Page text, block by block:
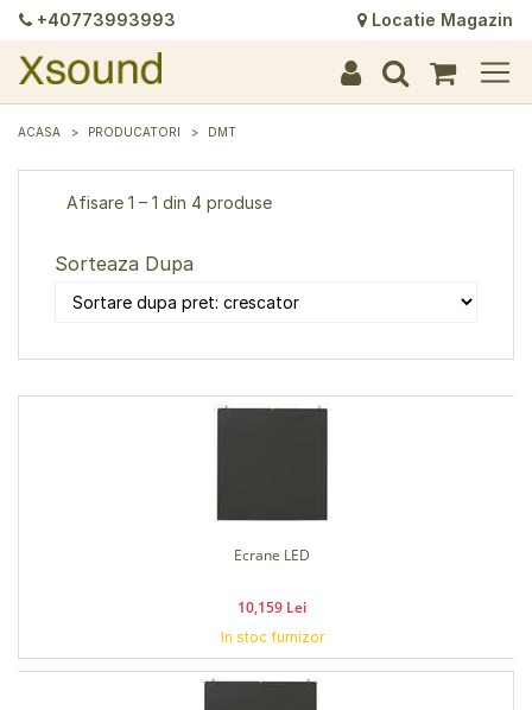
+40773993993 Locatie Magazin
+
+
+
+
+
+
+
+
+
+
+
+
+
+
ACASA PRODUCATORI DMT
Afisare 1 – 1 din 4 produse
Sorteaza Dupa
Ecrane LED
10,159 Lei
In stoc furnizor